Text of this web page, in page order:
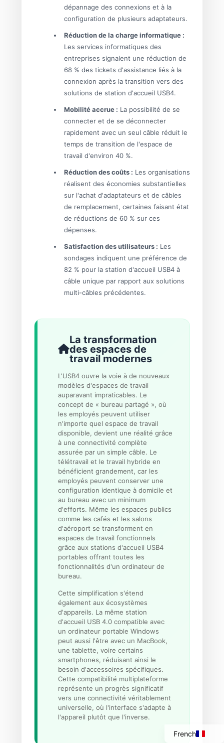
dépannage des connexions et à la
configuration de plusieurs adaptateurs.
Réduction de la charge informatique :
Les services informatiques des
entreprises signalent une réduction de
68 % des tickets d'assistance liés à la
connexion après la transition vers des
solutions de station d'accueil USB4.
Mobilité accrue : La possibilité de se
connecter et de se déconnecter
rapidement avec un seul câble réduit le
temps de transition de l'espace de
travail d'environ 40 %.
Réduction des coûts : Les organisations
réalisent des économies substantielles
sur l'achat d'adaptateurs et de câbles
de remplacement, certaines faisant état
de réductions de 60 % sur ces
dépenses.
Satisfaction des utilisateurs : Les
sondages indiquent une préférence de
82 % pour la station d'accueil USB4 à
câble unique par rapport aux solutions
multi-câbles précédentes.
La transformation
des espaces de
travail modernes
L'USB4 ouvre la voie à de nouveaux
modèles d'espaces de travail
auparavant impraticables. Le
concept de « bureau partagé », où
les employés peuvent utiliser
n'importe quel espace de travail
disponible, devient une réalité grâce
à une connectivité complète
assurée par un simple câble. Le
télétravail et le travail hybride en
bénéficient grandement, car les
employés peuvent conserver une
configuration identique à domicile et
au bureau avec un minimum
d'efforts. Même les espaces publics
comme les cafés et les salons
d'aéroport se transforment en
espaces de travail fonctionnels
grâce aux stations d'accueil USB4
portables offrant toutes les
fonctionnalités d'un ordinateur de
bureau.
Cette simplification s'étend
également aux écosystèmes
d'appareils. La même station
d'accueil USB 4.0 compatible avec
un ordinateur portable Windows
peut aussi l'être avec un MacBook,
une tablette, voire certains
smartphones, réduisant ainsi le
besoin d'accessoires spécifiques.
Cette compatibilité multiplateforme
représente un progrès significatif
vers une connectivité véritablement
universelle, où l'interface s'adapte à
l'appareil plutôt que l'inverse.
French